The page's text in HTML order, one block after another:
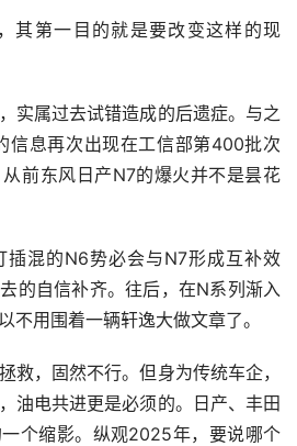
其第一目的就是要改变这样的现
实属过去试错造成的后遗症。与之
信息再次出现在工信部第400批次
前东风日产N7的爆火并不是昙花
插混的N6势必会与N7形成互补效
的自信补齐。往后，在N系列渐入
不用围着一辆轩逸大做文章了。
救，固然不行。但身为传统车企，
油电共进更是必须的。日产、丰田
个缩影。纵观2025年，要说哪个